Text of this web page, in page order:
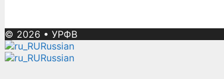
© 2026 • УРФВ
Russian
Russian